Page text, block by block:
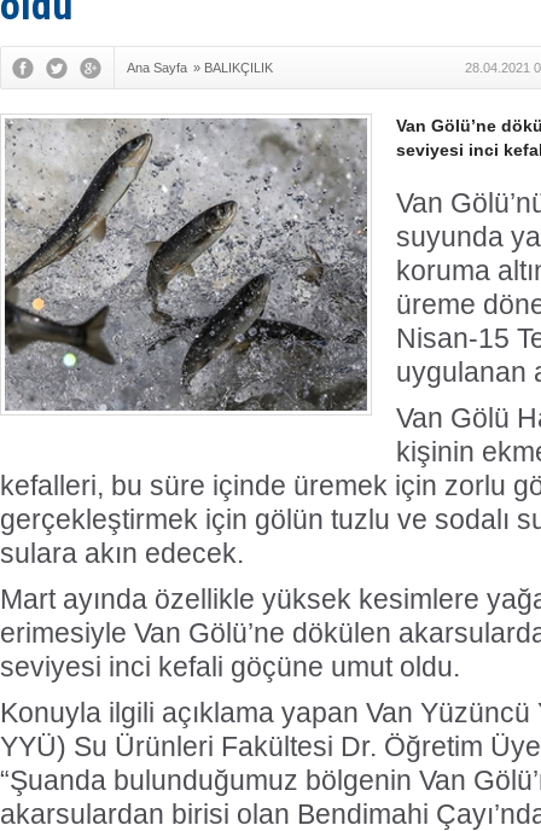
Ana Sayfa » BALIKÇILIK 28.04.2021
Van Gölü’ne
seviyesi inci
Van
suyunda
koruma
üreme
Nisan-15
uygulanan
Van Gölü
kişinin
kefalleri, bu süre içinde üremek için zorlu
gerçekleştirmek için gölün tuzlu ve sodalı
sulara akın edecek.
Mart ayında özellikle yüksek kesimlere
erimesiyle Van Gölü’ne dökülen
seviyesi inci kefali göçüne umut oldu.
Konuyla ilgili açıklama yapan Van Yüzüncü
YYÜ) Su Ürünleri Fakültesi Dr. Öğretim
“Şuanda bulunduğumuz bölgenin Van
akarsulardan birisi olan Bendimahi